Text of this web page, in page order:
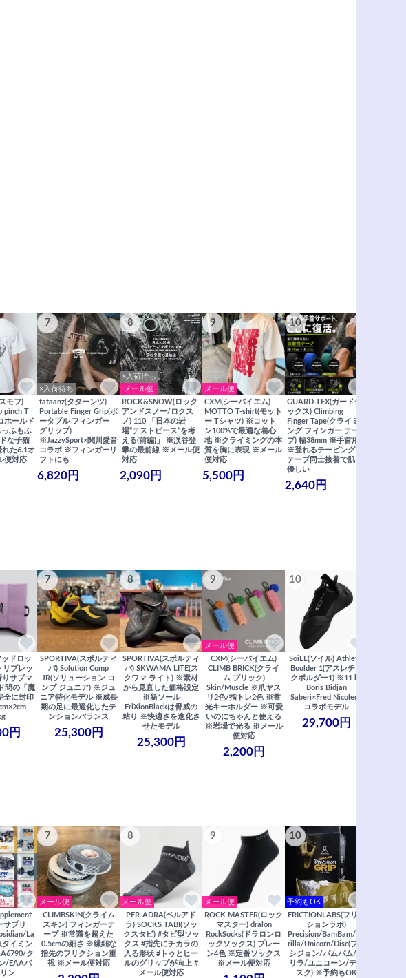
モフ)
pinch T
ホールド
ふもふ
な子猫
た6.1オ
便対応
7
×入荷待ち
tataanz(タターンツ)
Portable Finger Grip(ポ
ータブル フィンガー
グリップ)
※JazzySport×関川愛音
コラボ ※フィンガーリ
フトにも
6,820円
8
×入荷待ち
メール便
ROCK&SNOW(ロック
アンドスノー/ロクス
ノ) 110 「日本の岩
場“テストピース”を考
える(前編)」 ※渓谷登
攀の最前線 ※メール便
対応
2,090円
9
メール便
CXM(シーバイエム)
MOTTO T-shirt(モット
ー Tシャツ) ※コット
ン100%で最適な着心
地 ※クライミングの本
質を胸に表現 ※メール
便対応
5,500円
10
GUARD-TEX(ガードテ
ックス) Climbing
Finger Tape(クライミ
ング フィンガー テー
プ) 幅38mm ※手首用
※登れるテーピング ※
テープ同士接着で肌に
優しい
2,640円
ッドロッ
リプレッ
りサブマ
間の「魔
全に封印
円
7
SPORTIVA(スポルティ
バ) Solution Comp
JR(ソリューション コ
ンプ ジュニア) ※ジュ
ニア特化モデル ※成長
期の足に最適化したテ
ンションバランス
25,300円
8
SPORTIVA(スポルティ
バ) SKWAMA LITE(ス
クワマ ライト) ※素材
から見直した価格設定
※新ソール
FriXionBlackは脅威の
粘り ※快適さを進化さ
せたモデル
25,300円
9
メール便
CXM(シーバイエム)
CLIMB BRICK(クライ
ム ブリック)
Skin/Muscle ※爪ヤス
リ2色/指トレ2色 ※蓄
光キーホルダー ※可愛
いのにちゃんと使える
※岩場で光る ※メール
便対応
2,200円
10
SoiLL(ソイル) Athletic
Boulder 1(アスレチッ
クボルダー1) ※11 by
Boris Bidjan
Saberi×Fred Nicoleの
コラボモデル
29,700円
サプリ
La
イミン
ク
/EAAバ
ン
7
メール便
CLIMBSKIN(クライム
スキン) フィンガーテ
ープ ※常識を超えた
0.5cmの細さ ※繊細な
指先のフリクション重
視 ※メール便対応
8
メール便
PER-ADRA(ペルアド
ラ) SOCKS TABI(ソッ
クスタビ) #タビ型ソッ
クス #指先にチカラの
入る形状 #トゥとヒー
ルのグリップが向上 #
メール便対応
9
メール便
ROCK MASTER(ロック
マスター) dralon
RockSocks(ドラロンロ
ックソックス) プレー
ン4色 ※定番ソックス
※メール便対応
10
予約もOK
FRICTIONLABS(フリク
ションラボ)
Precision/BamBam/Go
rilla/Unicorn/Disc(プレ
シジョン/バムバム/ゴ
リラ/ユニコーン/ディ
スク) ※予約もOK